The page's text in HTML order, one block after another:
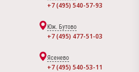
+7 (495) 540-57-93
Юж. Бутово
+7 (495) 477-51-03
Ясенево
+7 (495) 540-53-11